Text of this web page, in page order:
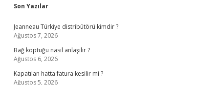
Sidebar
Son Yazılar
Jeanneau Türkiye distribütörü kimdir ?
Ağustos 7, 2026
Bağ koptuğu nasıl anlaşılır ?
Ağustos 6, 2026
Kapatılan hatta fatura kesilir mi ?
Ağustos 5, 2026